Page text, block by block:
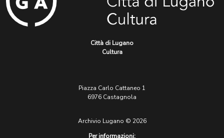
Città di Lugano
Cultura
Piazza Carlo Cattaneo 1
6976 Castagnola
Archivio Lugano © 2026
Per informazioni: